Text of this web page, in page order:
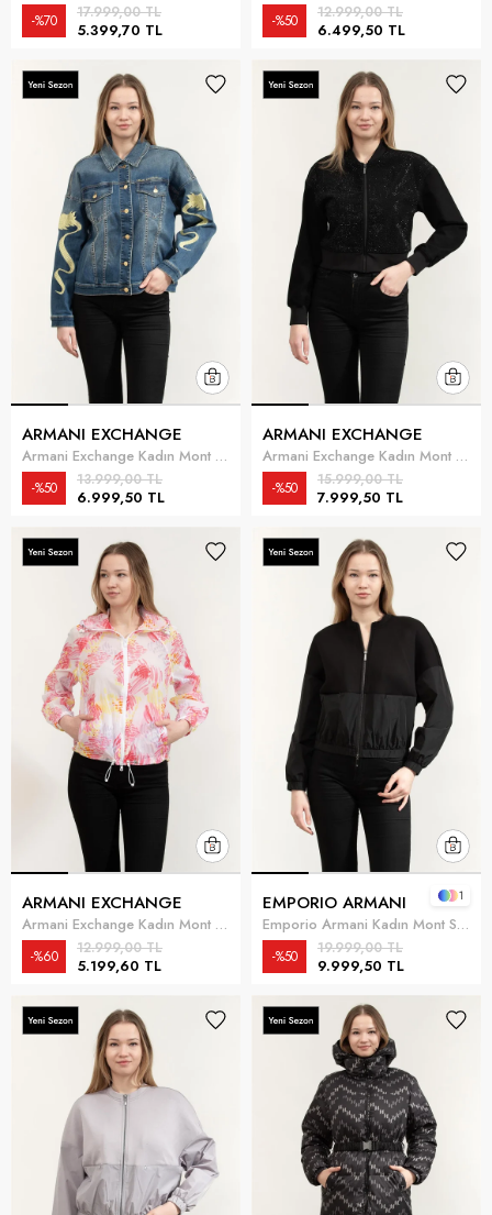
5.399,70 TL
17.999,00 TL
%70
6.499,50 TL
12.999,00 TL
%50
ARMANI EXCHANGE
Armani Exchange Kadın Mont Mavi
6.999,50 TL
13.999,00 TL
%50
ARMANI EXCHANGE
Armani Exchange Kadın Mont Siyah
7.999,50 TL
15.999,00 TL
%50
ARMANI EXCHANGE
Armani Exchange Kadın Mont Beyaz
5.199,60 TL
12.999,00 TL
%60
EMPORIO ARMANI
Emporio Armani Kadın Mont Siyah
9.999,50 TL
19.999,00 TL
%50
1